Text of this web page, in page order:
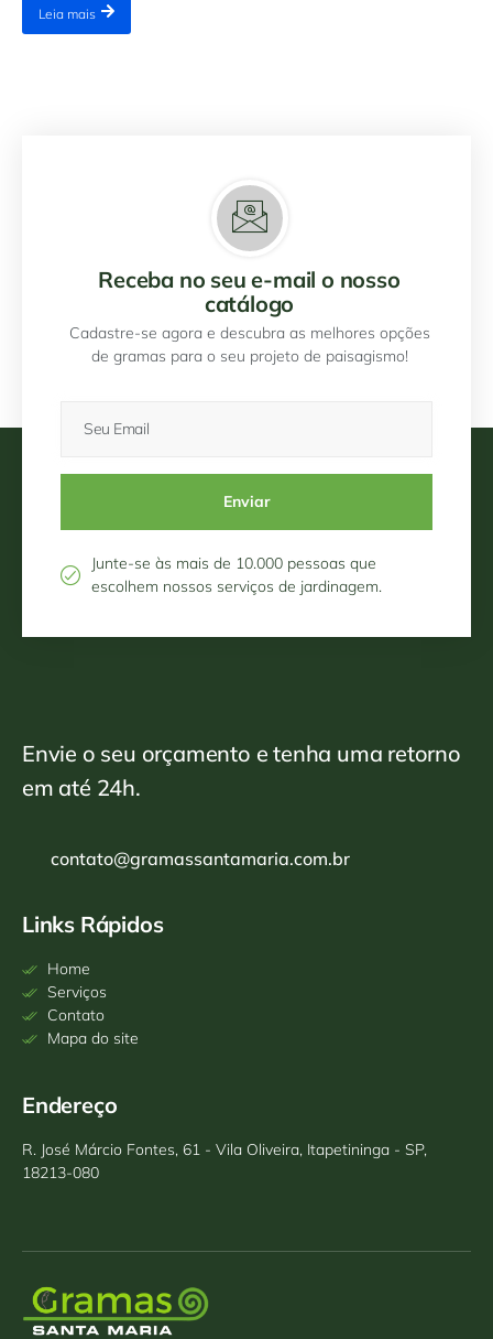
Leia mais
Receba no seu e-mail o nosso
catálogo
Cadastre-se agora e descubra as melhores opções
de gramas para o seu projeto de paisagismo!
Enviar
Junte-se às mais de 10.000 pessoas que
escolhem nossos serviços de jardinagem.​
Envie o seu orçamento e tenha uma retorno
em até 24h.
contato@gramassantamaria.com.br
Links Rápidos
Home
Serviços
Contato
Mapa do site
Endereço
R. José Márcio Fontes, 61 - Vila Oliveira, Itapetininga - SP,
18213-080